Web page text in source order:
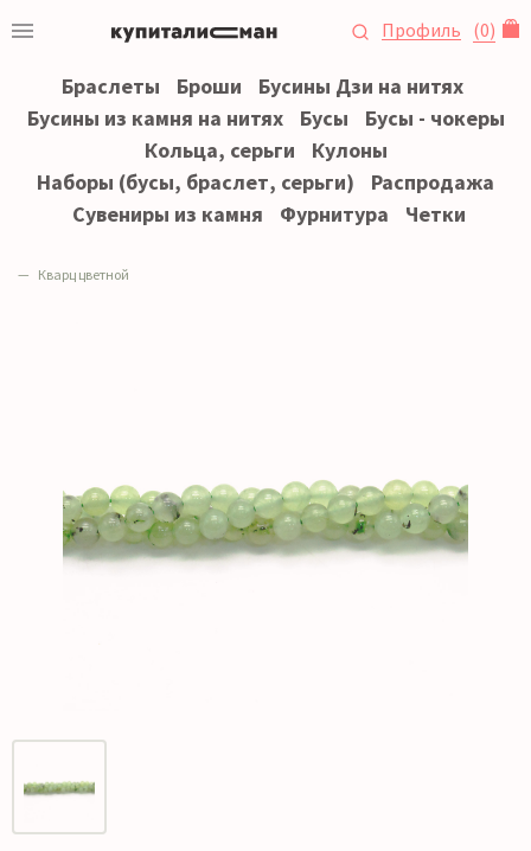
Профиль (0)
Браслеты Броши
Бусины Дзи на нитях
Бусины из камня на нитях
Бусы
Бусы - чокеры
Кольца, серьги
Кулоны
Наборы (бусы, браслет, серьги)
Распродажа
Сувениры из камня
Фурнитура Четки
Кварц цветной